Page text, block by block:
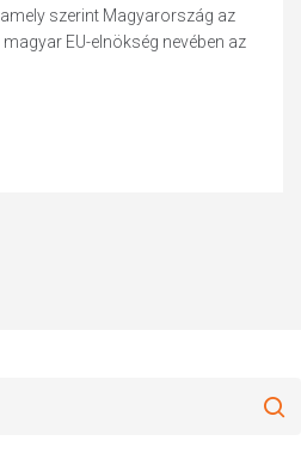
szerint Magyarország az
EU-elnökség nevében az